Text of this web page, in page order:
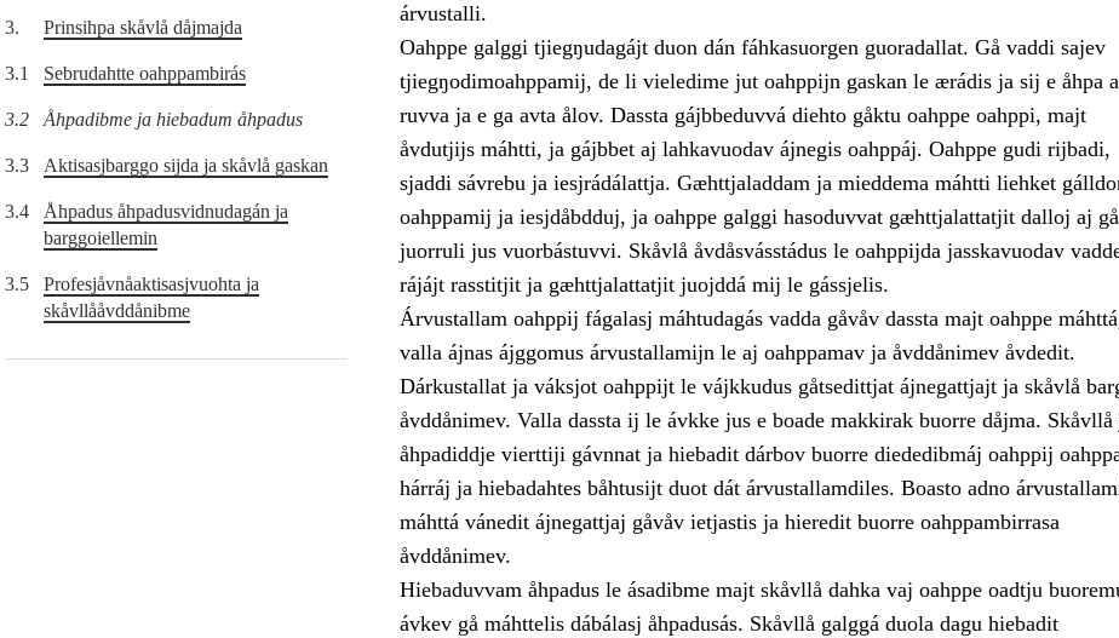
3. Prinsihpa skåvlå dåjmajda
3.1 Sebrudahtte oahppambirás
3.2 Åhpadibme ja hiebadum åhpadus
3.3 Aktisasjbarggo sijda ja skåvlå gaskan
3.4
Åhpadus åhpadusvidnudagán ja
barggoiellemin
3.5
Profesjåvnåaktisasjvuohta ja
skåvllååvddånibme
árvustalli.
Oahppe galggi tjiegŋudagájt duon dán fáhkasuorgen guoradallat. Gå vaddi sajev
tjiegŋodimoahppamij, de li vieledime jut oahppijn gaskan le ærádis ja sij e åhpa
ruvva ja e ga avta ålov. Dassta gájbbeduvvá diehto gåktu oahppe oahppi, majt
åvdutjijs máhtti, ja gájbbet aj lahkavuodav ájnegis oahppáj. Oahppe gudi rijbadi,
sjaddi sávrebu ja iesjrádálattja. Gæhttjaladdam ja mieddema máhtti liehket
oahppamij ja iesjdåbdduj, ja oahppe galggi hasoduvvat gæhttjalattatjit dalloj aj gå
juorruli jus vuorbástuvvi. Skåvlå åvdåsvásstádus le oahppijda jasskavuodav
rájájt rasstitjit ja gæhttjalattatjit juojddá mij le gássjelis.
Árvustallam oahppij fágalasj máhtudagás vadda gåvåv dassta majt oahppe
valla ájnas ájggomus árvustallamijn le aj oahppamav ja åvddånimev åvdedit.
Dárkustallat ja váksjot oahppijt le vájkkudus gåtsedittjat ájnegattjajt ja skåvlå
åvddånimev. Valla dassta ij le ávkke jus e boade makkirak buorre dåjma. Skåvllå
åhpadiddje vierttiji gávnnat ja hiebadit dárbov buorre diededibmáj oahppij
hárráj ja hiebadahtes båhtusijt duot dát árvustallamdiles. Boasto adno
máhttá vánedit ájnegattjaj gåvåv ietjastis ja hieredit buorre oahppambirrasa
åvddånimev.
Hiebaduvvam åhpadus le ásadibme majt skåvllå dahka vaj oahppe oadtju
ávkev gå máhttelis dábálasj åhpadusás. Skåvllå galggá duola dagu hiebadit